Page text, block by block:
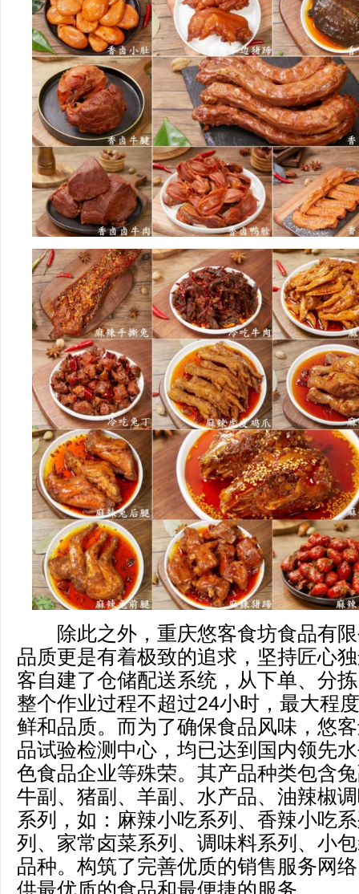
除此之外，重庆悠客食坊食品有限
品质更是有着极致的追求，坚持匠心
客自建了仓储配送系统，从下单、分
整个作业过程不超过24小时，最大程
鲜和品质。而为了确保食品风味，悠
品试验检测中心，均已达到国内领先
色食品企业等殊荣。其产品种类包含
牛副、猪副、羊副、水产品、油辣椒
系列，如：麻辣小吃系列、香辣小吃
列、家常卤菜系列、调味料系列、小
品种。构筑了完善优质的销售服务网
供最优质的食品和最便捷的服务。